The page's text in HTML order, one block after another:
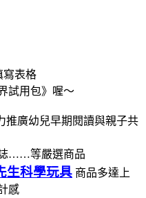
寫表格
試用包》喔～
推廣幼兒早期閱讀與親子共
……等嚴選商品
生科學玩具 商品多達上
感